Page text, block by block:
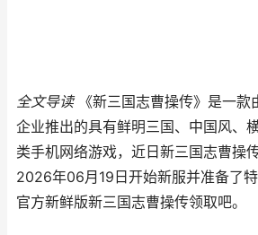
全文导读《新三国志曹操传》是一款
企业推出的具有鲜明三国、中国风、
类手机网络游戏，近日新三国志曹操
2026年06月19日开始新服并准备了
官方新鲜版新三国志曹操传领取吧。